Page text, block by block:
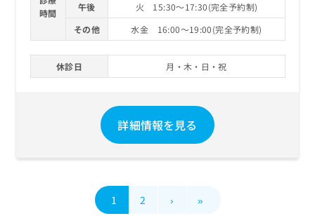
時間
午後
火 15:30～17:30(完全予約制)
その他
水金 16:00～19:00(完全予約制)
休診日 月・木・日・祝
詳細情報を見る
1 2 › »